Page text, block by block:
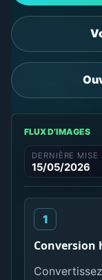
FLUX D’IMAGES
DERNIÈRE MISE
15/05/2026
Conversion